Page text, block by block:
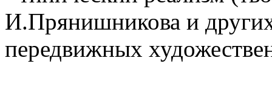
И.Прянишникова и
передвижных